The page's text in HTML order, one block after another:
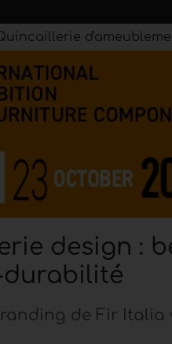
design :
durabilité
de Fir